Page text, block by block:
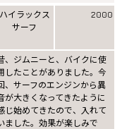
ハイラックス
サーフ
2000
、ジムニーと、バイクに使
したことがありました。今
、サーフのエンジンから異
が大きくなってきたように
じ始めてきたので、入れて
ました。効果が楽しみで